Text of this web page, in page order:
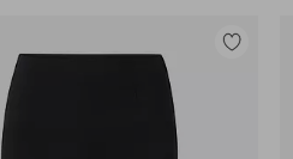
Toevoegen